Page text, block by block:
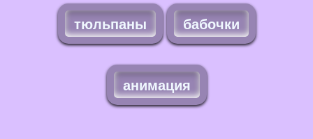
тюльпаны бабочки
анимация